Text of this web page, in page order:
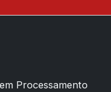
Processamento